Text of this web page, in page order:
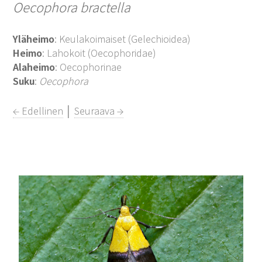
Oecophora bractella
Yläheimo: Keulakoimaiset (Gelechioidea)
Heimo: Lahokoit (Oecophoridae)
Alaheimo: Oecophorinae
Suku: Oecophora
← Edellinen │Seuraava →